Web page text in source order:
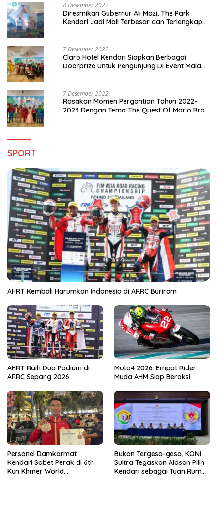
8 Desember 2022
Diresmikan Gubernur Ali Mazi, The Park
Kendari Jadi Mall Terbesar dan Terlengkap
7 Desember 2022
Claro Hotel Kendari Siapkan Berbagai
Doorprize Untuk Pengunjung Di Event Malam
7 Desember 2022
Rasakan Momen Pergantian Tahun 2022-
2023 Dengan Tema The Quest Of Mario Bros
SPORT
AHRT Kembali Harumkan Indonesia di ARRC Buriram
AHRT Raih Dua Podium di
ARRC Sepang 2026
Moto4 2026: Empat Rider
Muda AHM Siap Beraksi
Personel Damkarmat
Kendari Sabet Perak di 6th
Kun Khmer World
Bukan Tergesa-gesa, KONI
Sultra Tegaskan Alasan Pilih
Kendari sebagai Tuan Rumah